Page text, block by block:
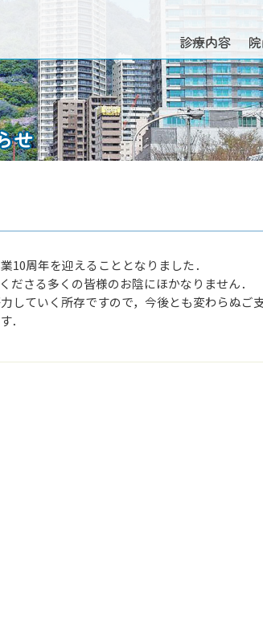
診療内容
せ
10周年を迎えることとなりました．
ださる多くの皆様のお陰にほかなりません．
していく所存ですので，今後とも変わらぬご
．